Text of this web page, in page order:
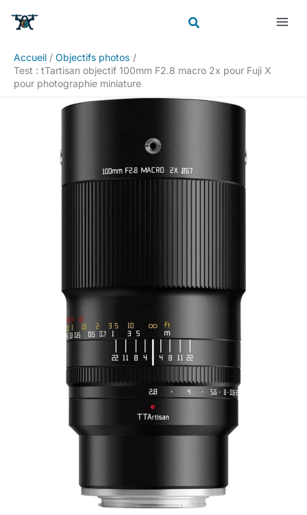
Accueil
Objectifs photos
Test : tTartisan objectif 100mm F2.8 macro 2x pour Fuji X
pour photographie miniature